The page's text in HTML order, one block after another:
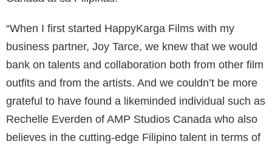
“When I first started HappyKarga Films with my
business partner, Joy Tarce, we knew that we would
bank on talents and collaboration both from other film
outfits and from the artists. And we couldn’t be more
grateful to have found a likeminded individual such as
Rechelle Everden of AMP Studios Canada who also
believes in the cutting-edge Filipino talent in terms of